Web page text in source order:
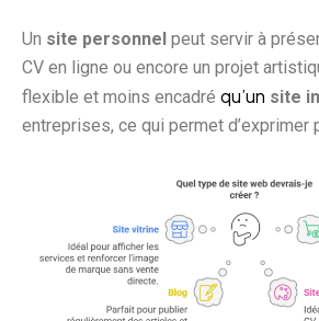
Un site personnel peut servir à
CV en ligne ou encore un projet
flexible et moins encadré qu’un site
entreprises, ce qui permet d’exprimer